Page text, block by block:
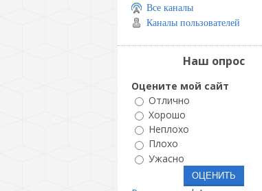
Все каналы
Каналы пользователей
Наш опрос
Оцените мой сайт
Отлично
Хорошо
Неплохо
Плохо
Ужасно